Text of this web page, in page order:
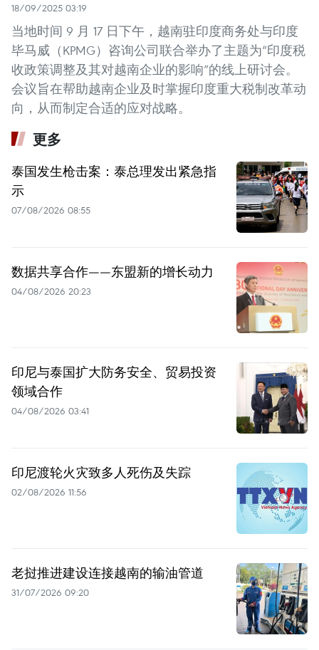
18/09/2025 03:19
当地时间 9 月 17 日下午，越南驻印度商务处与印度
毕马威（KPMG）咨询公司联合举办了主题为“印度税
收政策调整及其对越南企业的影响”的线上研讨会。
会议旨在帮助越南企业及时掌握印度重大税制改革动
向，从而制定合适的应对战略。
更多
泰国发生枪击案：泰总理发出紧急指
示
07/08/2026 08:55
数据共享合作——东盟新的增长动力
04/08/2026 20:23
印尼与泰国扩大防务安全、贸易投资
领域合作
04/08/2026 03:41
印尼渡轮火灾致多人死伤及失踪
02/08/2026 11:56
老挝推进建设连接越南的输油管道
31/07/2026 09:20